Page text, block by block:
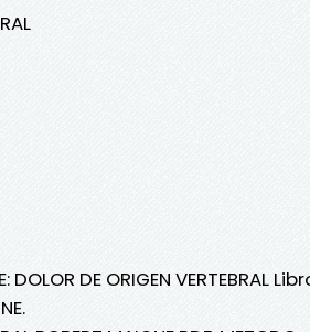
DE ORIGEN VERTEBRAL